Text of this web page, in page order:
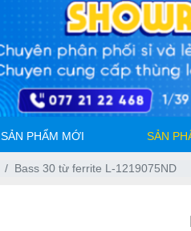
SẢN PHẨM MỚI SẢN
Bass 30 từ ferrite L-1219075ND